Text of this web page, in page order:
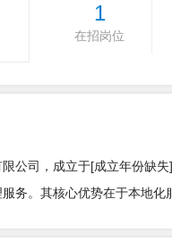
1
在招岗位
公司，成立于[成立年份缺
务。其核心优势在于本地化